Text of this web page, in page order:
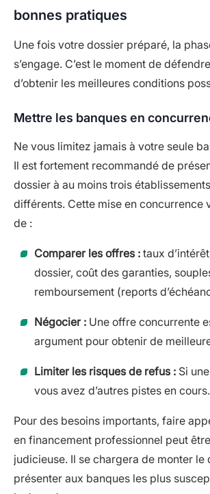
bonnes pratiques
Une fois votre dossier préparé, la
s’engage. C’est le moment de
d’obtenir les meilleures conditions
Mettre les banques en
Ne vous limitez jamais à votre seule
Il est fortement recommandé de
dossier à au moins trois
différents. Cette mise en concurrence
de :
Comparer les offres : taux
dossier, coût des garanties,
remboursement (reports
Négocier : Une offre concurrente
argument pour obtenir de
Limiter les risques de refus : Si
vous avez d’autres pistes en cours.
Pour des besoins importants, faire
en financement professionnel peut
judicieuse. Il se chargera de monter le
présenter aux banques les plus